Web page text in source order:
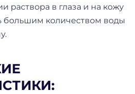
раствора в глаза и на кожу
большим количеством воды